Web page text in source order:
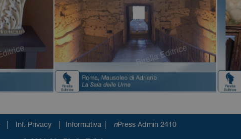
| Inf. Privacy | Informativa | nPress Admin 2410